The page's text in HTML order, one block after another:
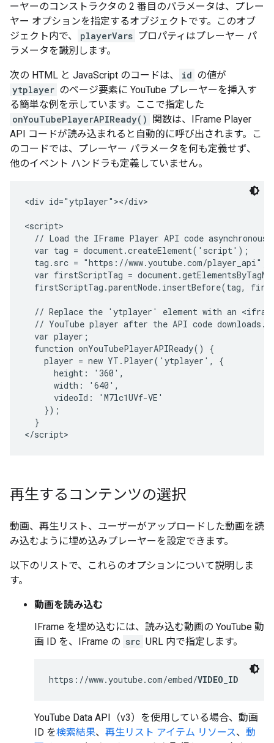
ーヤーのコンストラクタの 2 番目のパラメータは、プレー
ヤー オプションを指定するオブジェクトです。このオブ
ジェクト内で、
playerVars プロパティはプレーヤー パ
ラメータを識別します。
次の HTML と JavaScript のコードは、 id の値が
ytplayer のページ要素に YouTube プレーヤーを挿入す
る簡単な例を示しています。ここで指定した
onYouTubePlayerAPIReady() 関数は、IFrame Player
API コードが読み込まれると自動的に呼び出されます。こ
のコードでは、プレーヤー パラメータを何も定義せず、
他のイベント ハンドラも定義していません。
<div id="ytplayer"></div>
<script>
// Load the IFrame Player API code
  var tag = document.createElement('script');
  tag.src = "https://www.youtube.com/player_api";
var firstScriptTag =
firstScriptTag.parentNode.insertBefore(tag,
// Replace the 'ytplayer' element with an
  // YouTube player after the API code downloads.
  var player;
  function onYouTubePlayerAPIReady() {
    player = new YT.Player('ytplayer', {
      height: '360',
      width: '640',
      videoId: 'M7lc1UVf-VE'
    });
  }
再生するコンテンツの選択
動画、再生リスト、ユーザーがアップロードした動画を読
み込むように埋め込みプレーヤーを設定できます。
以下のリストで、これらのオプションについて説明しま
す。
動画を読み込む
IFrame を埋め込むには、読み込む動画の YouTube 動
画 ID を、IFrame の src URL 内で指定します。
https://www.youtube.com/embed/VIDEO_ID
YouTube Data API（v3）を使用している場合、動画
ID を検索結果、 再生リスト アイテム リソース、 動